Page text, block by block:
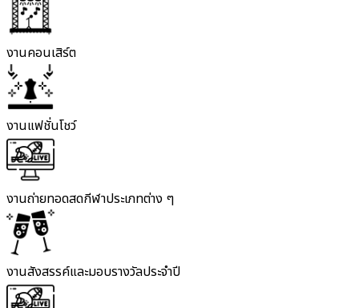
งานคอนเสิร์ต
งานแฟชั่นโชว์
งานถ่ายทอดสดกีฬาประเภทต่าง ๆ
งานสังสรรค์และมอบรางวัลประจำปี